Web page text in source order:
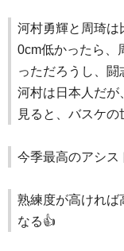
河村勇輝と周琦は
0cm低かったら、
っただろうし、闘
河村は日本人だが
見ると、バスケの
今季最高のアシス
熟練度が高ければ
なる👍️